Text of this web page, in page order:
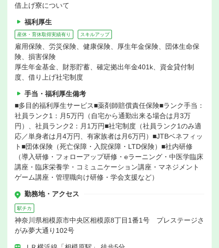
借上げ寮について
福利厚生
産休・育休取得実績有り スキルアップ
雇用保険、労災保険、健康保険、厚生年金保険、団体生命保
険、損害保険
厚生年金基金、財形貯蓄、確定拠出年金401k、資金貸付制
度、借り上げ社宅制度
手当・福利厚生備考
■多目的福利厚生サービス■薬剤師賠償責任保険■ランク手当：
社員ランク1：月5万円（自宅から通勤出来る場合は月3万
円）、社員ランク2：月1万円■社宅制度（社員ランク1のみ適
応／単身者は月4万円、有家族者は月6万円）■JTBベネフィッ
ト■団体保険（死亡保障・入院保障・LTD保険）■社内研修
（導入研修・フォローアップ研修・eラーニング・中医学臨床
講座・臨床栄養学・コミュニケーション講座・マネジメント
ゲーム講座・管理職向け研修・学会支援など）
勤務地・アクセス
駅チカ
神奈川県相模原市中央区相模原8丁目1番1号 プレステージさ
がみ夢大通り102号